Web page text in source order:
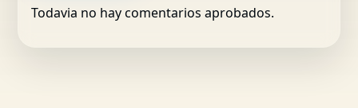
Todavia no hay comentarios aprobados.